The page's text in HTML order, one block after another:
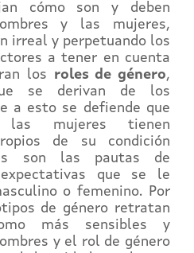
cómo son y deben
y las mujeres,
irreal y perpetuando los
a tener en cuenta
los roles de género,
se derivan de los
a esto se defiende que
mujeres tienen
de su condición
son las pautas de
que se le
o femenino. Por
de género retratan
más sensibles y
y el rol de género